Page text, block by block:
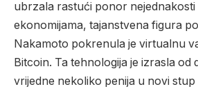
ubrzala rastući ponor nejednakosti
ekonomijama, tajanstvena figura
Nakamoto pokrenula je virtualnu
Bitcoin. Ta tehnologija je izrasla od
vrijedne nekoliko penija u novi